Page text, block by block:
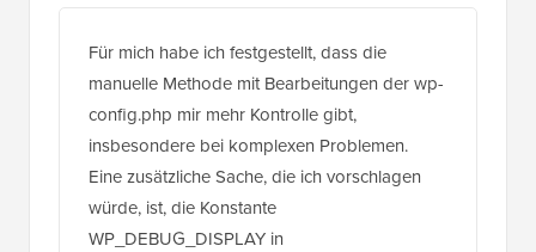
Für mich habe ich festgestellt, dass die
manuelle Methode mit Bearbeitungen der wp-
config.php mir mehr Kontrolle gibt,
insbesondere bei komplexen Problemen.
Eine zusätzliche Sache, die ich vorschlagen
würde, ist, die Konstante
WP_DEBUG_DISPLAY in